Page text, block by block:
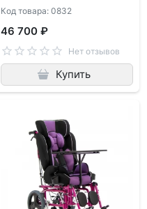
Код товара: 0832
46 700 ₽
Нет отзывов
Купить